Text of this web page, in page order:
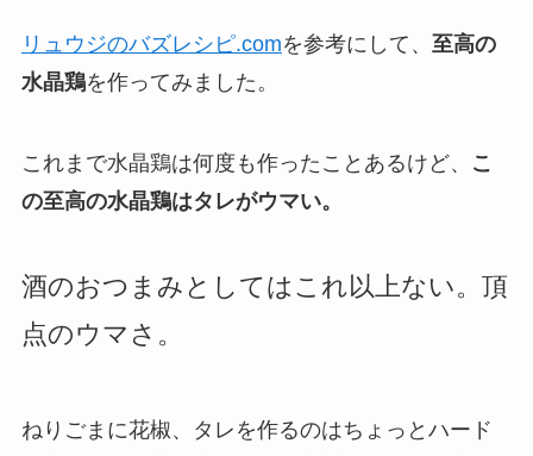
リュウジのバズレシピ.comを参考にして、 至高の
水晶鶏を作ってみました。
これまで水晶鶏は何度も作ったことあるけど、
こ
の至高の水晶鶏はタレがウマい。
酒のおつまみとしてはこれ以上ない。頂
点のウマさ。
ねりごまに花椒、タレを作るのはちょっとハード